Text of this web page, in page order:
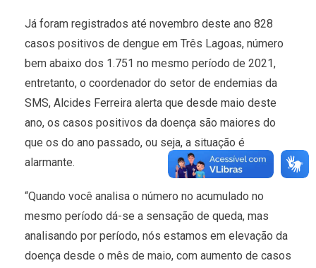
Já foram registrados até novembro deste ano 828
casos positivos de dengue em Três Lagoas, número
bem abaixo dos 1.751 no mesmo período de 2021,
entretanto, o coordenador do setor de endemias da
SMS, Alcides Ferreira alerta que desde maio deste
ano, os casos positivos da doença são maiores do
que os do ano passado, ou seja, a situação é
alarmante.
“Quando você analisa o número no acumulado no
mesmo período dá-se a sensação de queda, mas
analisando por período, nós estamos em elevação da
doença desde o mês de maio, com aumento de casos